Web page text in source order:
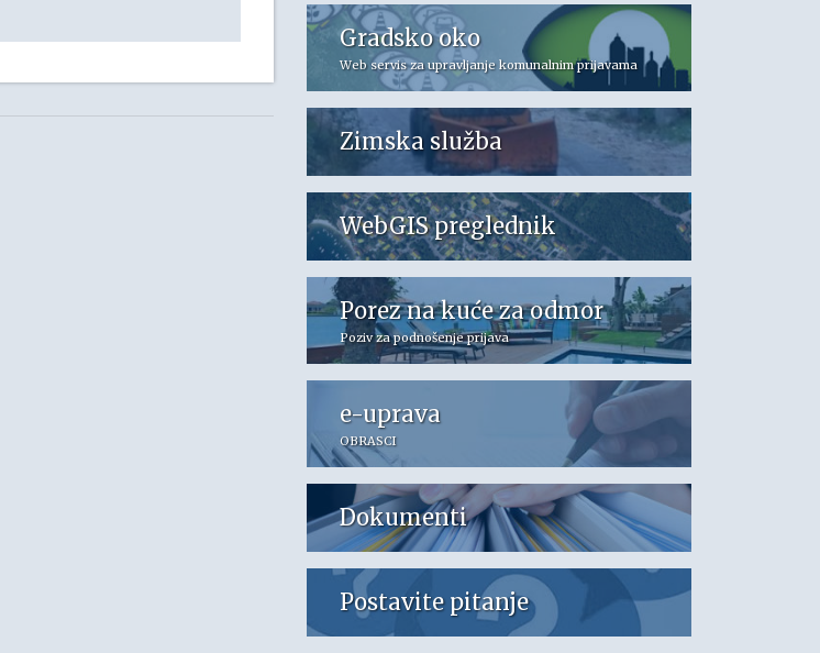
Gradsko oko
Web servis za upravljanje komunalnim prijavama
Zimska služba
WebGIS preglednik
Porez na kuće za odmor
Poziv za podnošenje prijava
e-uprava
OBRASCI
Dokumenti
Postavite pitanje